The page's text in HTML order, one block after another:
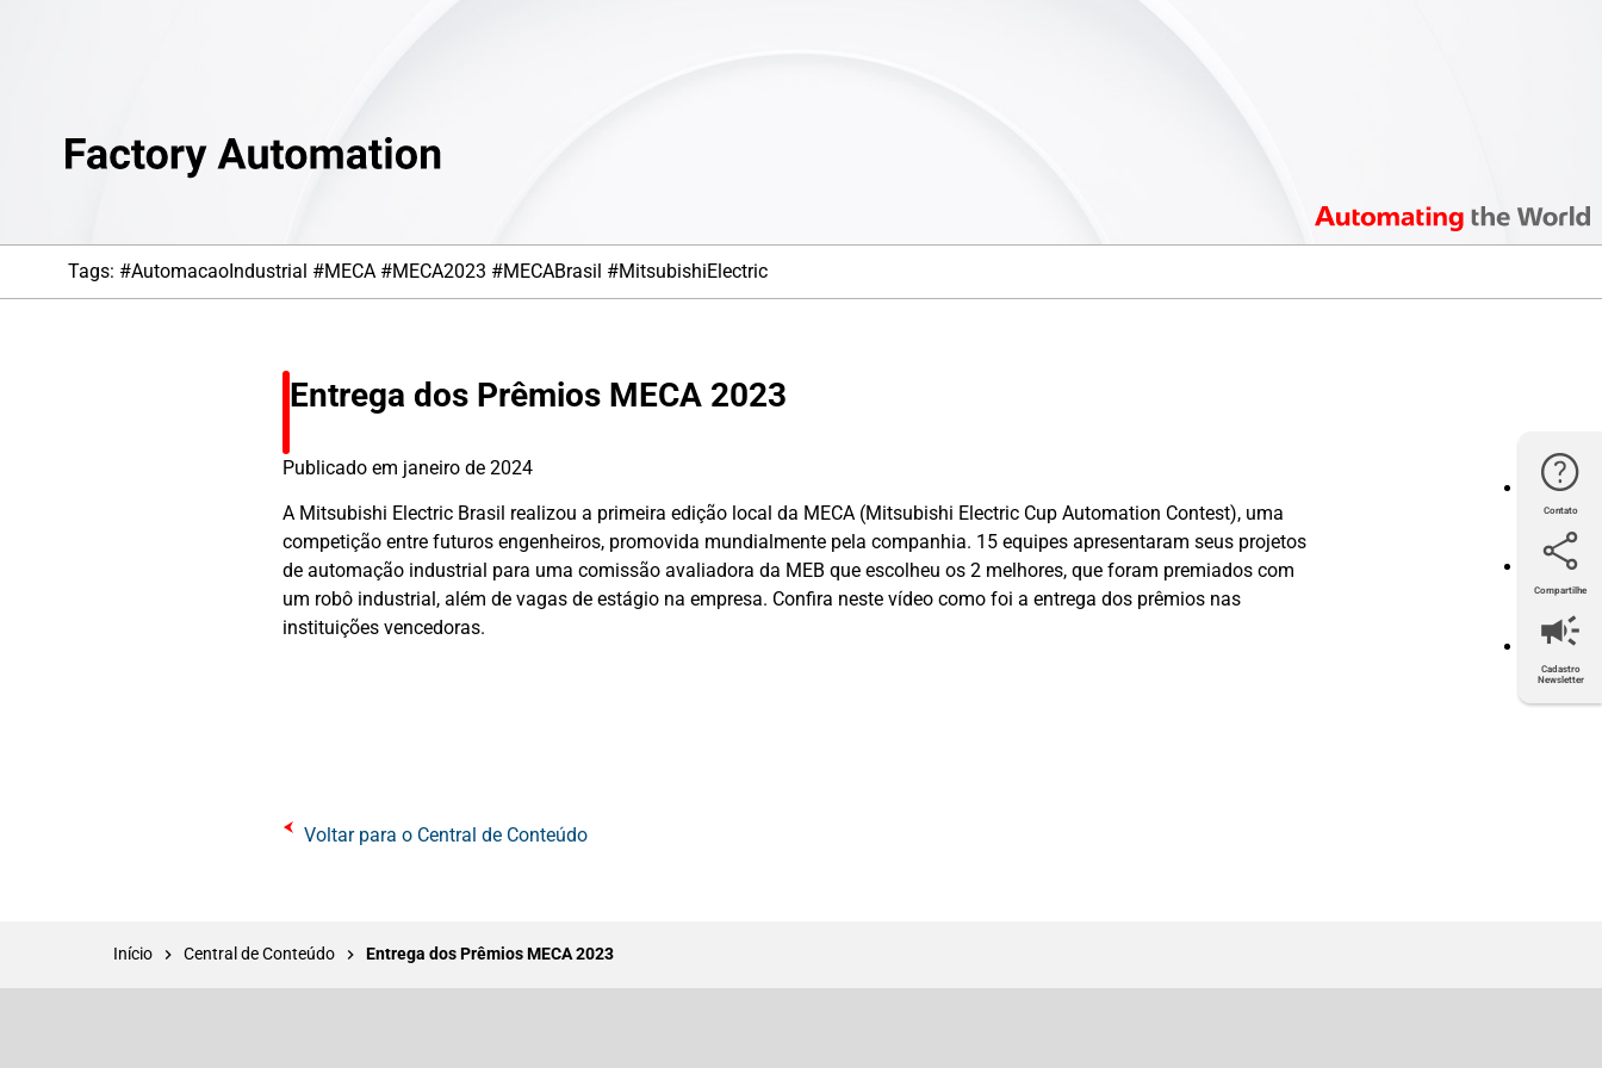
Tags: #AutomacaoIndustrial #MECA #MECA2023 #MECABrasil #MitsubishiElectric
Entrega dos Prêmios MECA 2023
Publicado em janeiro de 2024
A Mitsubishi Electric Brasil realizou a primeira edição local da MECA (Mitsubishi Electric Cup Automation Contest), uma
competição entre futuros engenheiros, promovida mundialmente pela companhia. 15 equipes apresentaram seus projetos
de automação industrial para uma comissão avaliadora da MEB que escolheu os 2 melhores, que foram premiados com
um robô industrial, além de vagas de estágio na empresa. Confira neste vídeo como foi a entrega dos prêmios nas
instituições vencedoras.
Voltar para o Central de Conteúdo
Contato
Compartilhe
Cadastro
Newsletter
Início Central de Conteúdo Entrega dos Prêmios MECA 2023